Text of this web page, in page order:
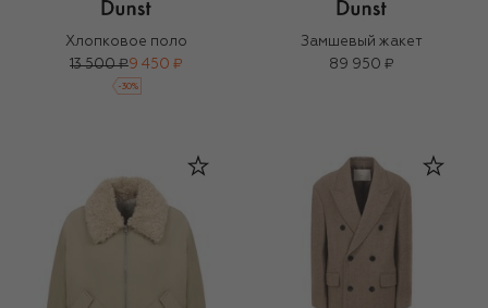
Хлопковое поло
13 500 ₽9 450 ₽
-30%
Замшевый жакет
89 950 ₽